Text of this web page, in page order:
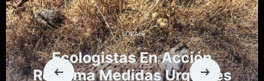
LOCAL
Ecologistas En Acción
Reclama Medidas Urgentes